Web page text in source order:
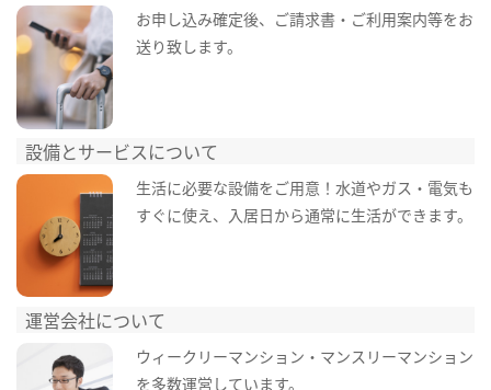
お申し込み確定後、ご請求書・ご利用案内等をお
送り致します。
設備とサービスについて
生活に必要な設備をご用意！水道やガス・電気も
すぐに使え、入居日から通常に生活ができます。
運営会社について
ウィークリーマンション・マンスリーマンション
を多数運営しています。